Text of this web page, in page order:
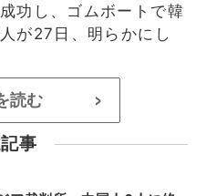
功し、ゴムボートで韓
が27日、明らかにし
読む >
事